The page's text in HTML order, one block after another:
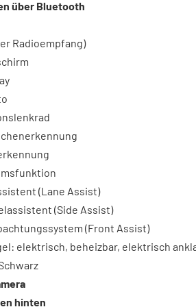
über Bluetooth
Radioempfang)
(Lane Assist)
(Side Assist)
(Front Assist)
elektrisch, beheizbar, elektrisch
hinten